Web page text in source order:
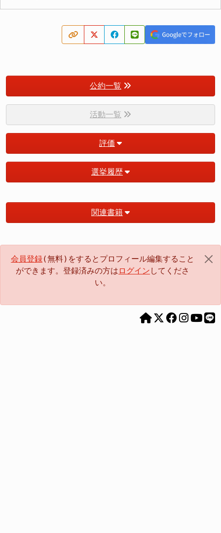
公約一覧
活動一覧
評価
選挙履歴
関連書籍
会員登録(無料)をするとプロフィール編集すること
ができます。登録済みの方は ログイン してくださ
い。